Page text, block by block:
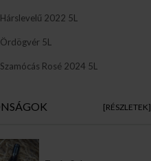
Hárslevelű 2022 5L
Ördögvér 5L
Szamócás Rosé 2024 5L
[RÉSZLETEK]